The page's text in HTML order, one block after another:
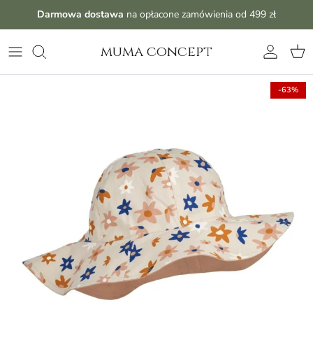
Przejdź do treściDarmowa dostawa na opłacone zamówienia od 499 zł
muma concept Konto
-63%